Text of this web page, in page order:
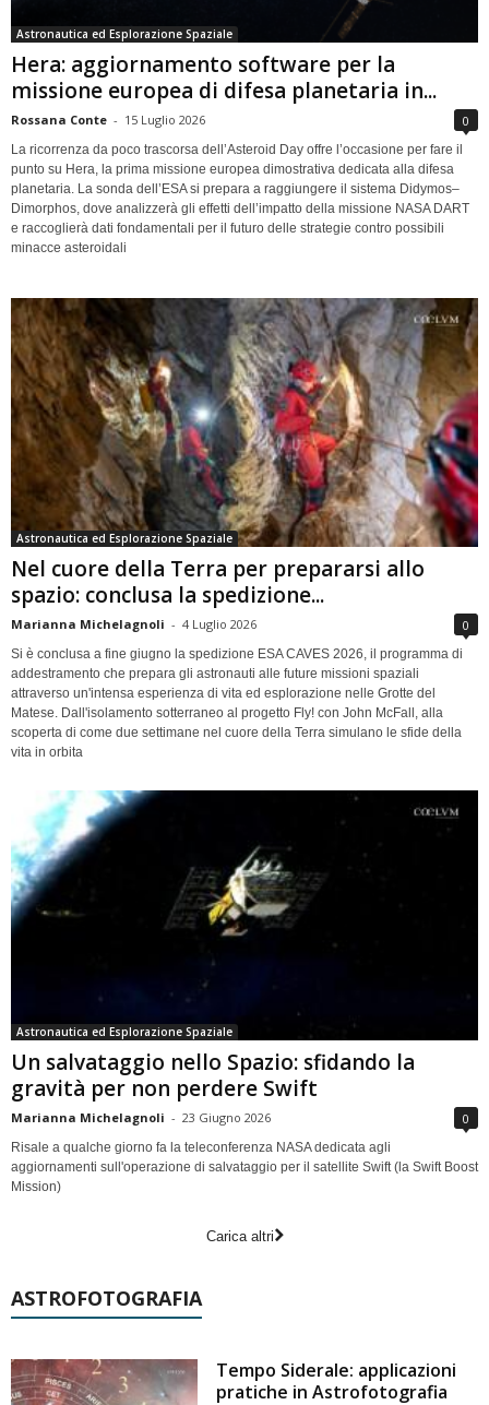
Astronautica ed Esplorazione Spaziale
Hera: aggiornamento software per la
missione europea di difesa planetaria in...
Rossana Conte - 15 Luglio 2026 0
La ricorrenza da poco trascorsa dell’Asteroid Day offre l’occasione per fare il
punto su Hera, la prima missione europea dimostrativa dedicata alla difesa
planetaria. La sonda dell’ESA si prepara a raggiungere il sistema Didymos–
Dimorphos, dove analizzerà gli effetti dell’impatto della missione NASA DART
e raccoglierà dati fondamentali per il futuro delle strategie contro possibili
minacce asteroidali
Astronautica ed Esplorazione Spaziale
Nel cuore della Terra per prepararsi allo
spazio: conclusa la spedizione...
Marianna Michelagnoli - 4 Luglio 2026 0
Si è conclusa a fine giugno la spedizione ESA CAVES 2026, il programma di
addestramento che prepara gli astronauti alle future missioni spaziali
attraverso un'intensa esperienza di vita ed esplorazione nelle Grotte del
Matese. Dall'isolamento sotterraneo al progetto Fly! con John McFall, alla
scoperta di come due settimane nel cuore della Terra simulano le sfide della
vita in orbita
Astronautica ed Esplorazione Spaziale
Un salvataggio nello Spazio: sfidando la
gravità per non perdere Swift
Marianna Michelagnoli - 23 Giugno 2026 0
Risale a qualche giorno fa la teleconferenza NASA dedicata agli
aggiornamenti sull'operazione di salvataggio per il satellite Swift (la Swift Boost
Mission)
Carica altri
ASTROFOTOGRAFIA
Tempo Siderale: applicazioni
pratiche in Astrofotografia